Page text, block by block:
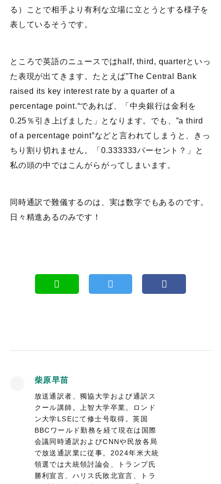
る）ことで相手より有利な立場に立とうとする様子を
表しているそうです。
ところで英語のニュースではhalf, third, quarterといっ
た表現が出てきます。たとえば”The Central Bank
raised its key interest rate by a quarter of a
percentage point.“であれば、「中央銀行は金利を
0.25％引き上げました」となります。でも、”a third
of a percentage point”などと言われてしまうと、きっ
ちり割り切れません。「0.333333パーセント？」と
私の頭の中ではこんがらがってしまいます。
同時通訳で難儀するのは、実は数字でもあるのです。
日々精進あるのみです！
柴原早苗
放送通訳者、獨協大学および通訳ス
クール講師。上智大学卒業。ロンド
ン大学LSEにて修士号取得。英国
BBCワールド勤務を経て現在は国際
会議同時通訳およびCNNや民放各局
で放送通訳業に従事。2024年米大統
領選では大統領討論会、トランプ氏
勝利宣言、ハリス氏敗北宣言、トラ